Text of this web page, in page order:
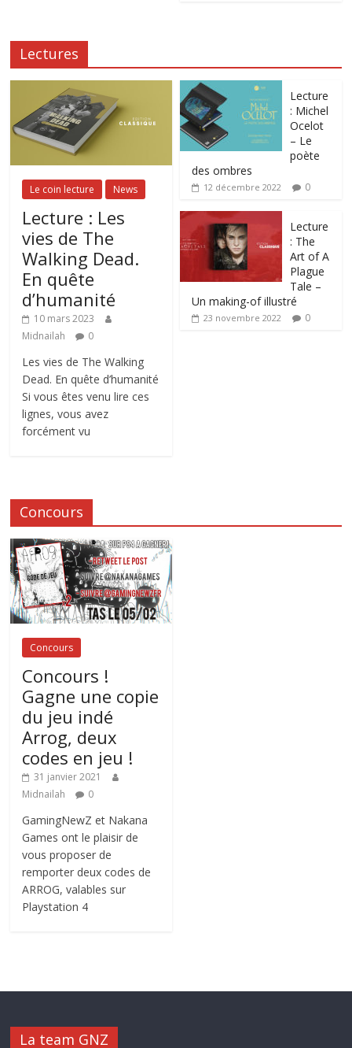
Lectures
Le coin lecture News
Lecture : Les
vies de The
Walking Dead.
En quête
d’humanité
10 mars 2023
Midnailah
0
Les vies de The Walking
Dead. En quête d’humanité
Si vous êtes venu lire ces
lignes, vous avez
forcément vu
Lecture
: Michel
Ocelot
– Le
poète
des ombres
12 décembre 2022 0
Lecture
: The
Art of A
Plague
Tale –
Un making-of illustré
23 novembre 2022 0
Concours
Concours
Concours !
Gagne une copie
du jeu indé
Arrog, deux
codes en jeu !
31 janvier 2021
Midnailah
0
GamingNewZ et Nakana
Games ont le plaisir de
vous proposer de
remporter deux codes de
ARROG, valables sur
Playstation 4
La team GNZ